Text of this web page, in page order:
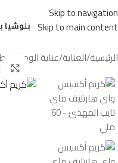
Skip to navigation
Skip to main content بلوشيا
الرئيسية/العناية/عناية الوجه